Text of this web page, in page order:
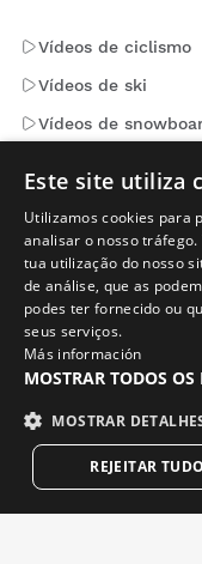
Vídeos de ciclismo
Vídeos de ski
Vídeos de
Emails que contam.
novidades da Siroko.
Escreve o teu
Mulher Homem
PORTUGUÊS
Este site utiliza
Utilizamos cookies para
analisar o nosso
tua utilização do nosso
de análise, que as
podes ter fornecido ou
seus serviços.
Más información
MOSTRAR TODOS OS
MOSTRAR
REJEITAR TUDO